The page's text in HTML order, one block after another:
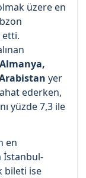
üzere en
etti.
Almanya,
yer
ederken,
yüzde 7,3 ile
en
İstanbul-
bileti ise